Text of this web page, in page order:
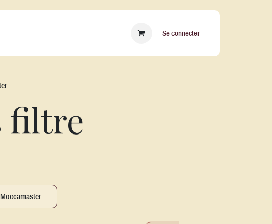
Qui sommes nous ? Se connecter
filtre